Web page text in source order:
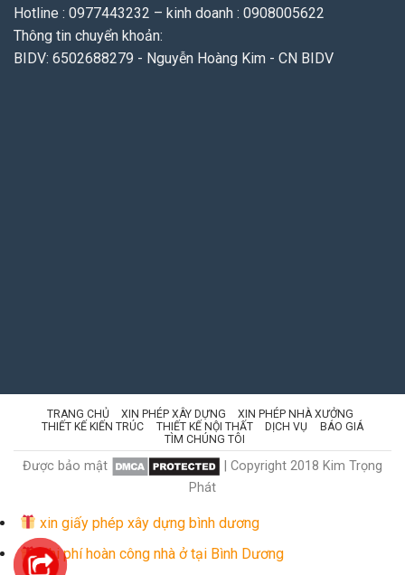
Hotline : 0977443232 – kinh doanh : 0908005622
Thông tin chuyển khoản:
BIDV: 6502688279 - Nguyễn Hoàng Kim - CN BIDV
TRANG CHỦ XIN PHÉP XÂY DỰNG
XIN PHÉP NHÀ XƯỞNG
THIẾT KẾ KIẾN TRÚC
THIẾT KẾ NỘI THẤT DỊCH VỤ
BÁO GIÁ
TÌM CHÚNG TÔI
Được bảo mật
| Copyright 2018 Kim Trọng
Phát
xin giấy phép xây dựng bình dương
Chi phí hoàn công nhà ở tại Bình Dương